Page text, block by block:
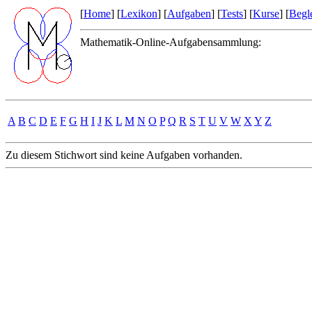
[Home] [Lexikon] [Aufgaben] [Tests] [Kurse] [
Mathematik-Online-Aufgabensammlung:
A B C D E F G H I J K L M N O P Q R S T U V W X Y Z
Zu diesem Stichwort sind keine Aufgaben vorhanden.